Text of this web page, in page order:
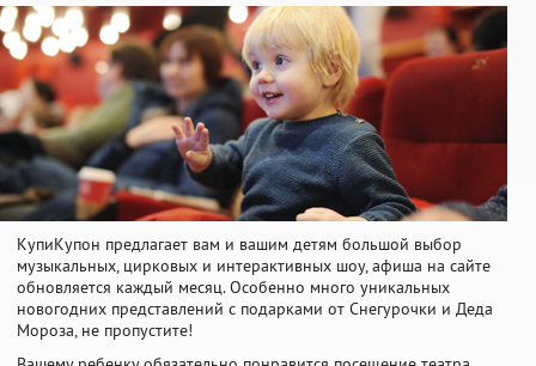
КупиКупон предлагает вам и вашим детям большой выбор
музыкальных, цирковых и интерактивных шоу, афиша на сайте
обновляется каждый месяц. Особенно много уникальных
новогодних представлений с подарками от Снегурочки и Деда
Мороза, не пропустите!